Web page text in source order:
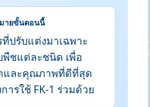
มายขั้นตอนนี้
ปรับแต่งมาเฉพาะ
พืชแต่ละชนิด เพื่อ
และคุณภาพที่ดีที่สุด
ารใช้ FK-1 ร่วมด้วย